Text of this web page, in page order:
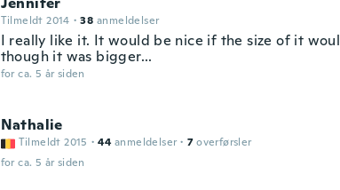
Tilmeldt 2014 · 38 anmeldelser
I really like it. It would be nice if the size of it
though it was bigger...
for ca. 5 år siden
Nathalie
Tilmeldt 2015 · 44 anmeldelser · 7 overførsler
for ca. 5 år siden